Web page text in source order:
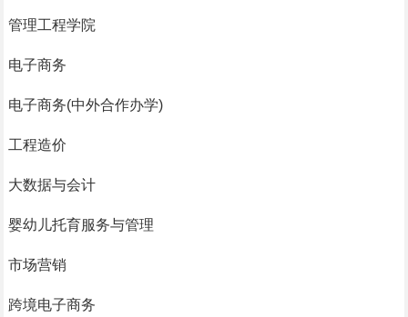
管理工程学院
电子商务
电子商务(中外合作办学)
工程造价
大数据与会计
婴幼儿托育服务与管理
市场营销
跨境电子商务